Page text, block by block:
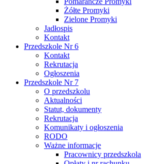
Żółte Promyki
Zielone Promyki
Jadłospis
Kontakt
Przedszkole Nr 6
Kontakt
Rekrutacja
Ogłoszenia
Przedszkole Nr 7
O przedszkolu
Aktualności
Statut, dokumenty
Rekrutacja
Komunikaty i ogłoszenia
RODO
Ważne informacje
Pracownicy przedszkola